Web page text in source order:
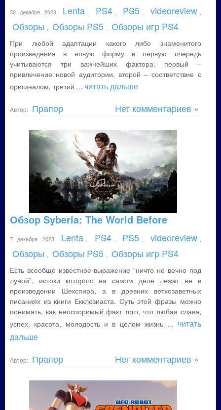
30 декабря 2023 Lenta PS4 PS5 videoreview
Обзоры Обзоры PS5 Обзоры игр PS4
При любой адаптации какого либо знаменитого
произведения в новую форму в первую очередь
учитываются три важнейших фактора: первый –
привлечение новой аудитории, второй – соответствие с
оригиналом, третий ... читать дальше
Автор: Прапор Нет комментариев »
Обзор Syberia: The World Before
7 декабря 2023 Lenta PS4 PS5 videoreview
Обзоры Обзоры PS5 Обзоры игр PS4
Есть всеобще известное выражение “ничто не вечно под
луной”, истоки которого на самом деле лежат не в
произведении Шекспира, а в древних ветхозаветных
писаниях из книги Екклезиаста. Суть этой фразы можно
понимать, как неоспоримый факт того, что любая слава,
успех, красота, молодость и в целом жизнь ... читать
дальше
Автор: Прапор Нет комментариев »